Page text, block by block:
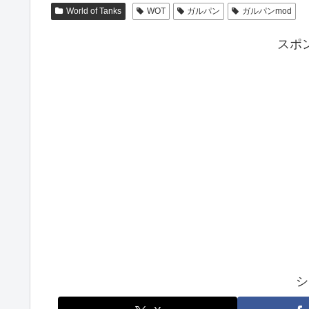
World of Tanks WOT ガルパン ガルパンmod
スポ